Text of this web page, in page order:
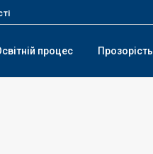
процес Прозорість